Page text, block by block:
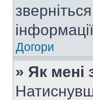
Догори
» Як мені